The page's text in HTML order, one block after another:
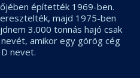
építették 1969-ben.
majd 1975-ben
3.000 tonnás hajó csak
amikor egy görög cég
nevet.